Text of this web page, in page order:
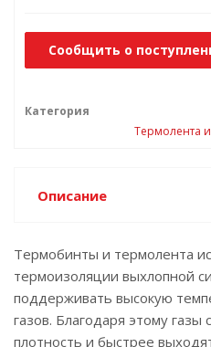
Сообщить о
Категория
Термолента
Описание
Термобинты и термолента
термоизоляции выхлопной
поддерживать высокую
газов. Благодаря этому
плотность и быстрее